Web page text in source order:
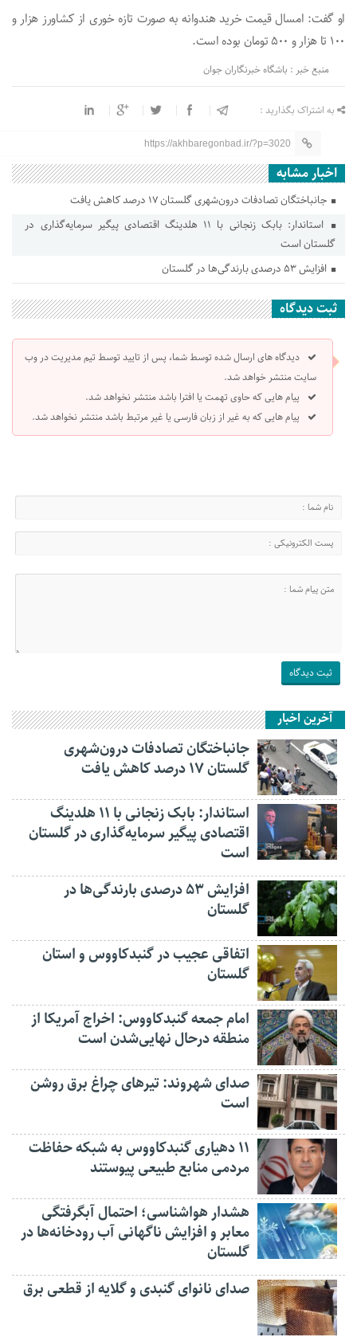
او گفت: امسال قیمت خرید هندوانه به صورت تازه خوری از کشاورز هزار و
۱۰۰ تا هزار و ۵۰۰ تومان بوده است.
منبع خبر : باشگاه خبرنگاران جوان
به اشتراک بگذارید :
https://akhbaregonbad.ir/?p=3020
اخبار مشابه
جانباختگان تصادفات درون‌شهری گلستان ۱۷ درصد کاهش یافت
استاندار: بابک زنجانی با ۱۱ هلدینگ اقتصادی پیگیر سرمایه‌گذاری در
گلستان است
افزایش ۵۳ درصدی بارندگی‌ها در گلستان
ثبت دیدگاه
دیدگاه های ارسال شده توسط شما، پس از تایید توسط تیم مدیریت در وب
سایت منتشر خواهد شد.
پیام هایی که حاوی تهمت یا افترا باشد منتشر نخواهد شد.
پیام هایی که به غیر از زبان فارسی یا غیر مرتبط باشد منتشر نخواهد شد.
آخرین اخبار
جانباختگان تصادفات درون‌شهری
گلستان ۱۷ درصد کاهش یافت
استاندار: بابک زنجانی با ۱۱ هلدینگ
اقتصادی پیگیر سرمایه‌گذاری در گلستان
است
افزایش ۵۳ درصدی بارندگی‌ها در
گلستان
اتفاقی عجیب در‌ گنبدکاووس و استان
گلستان
امام جمعه گنبدکاووس: اخراج آمریکا از
منطقه درحال نهایی‌شدن است
صدای شهروند: تیرهای چراغ برق روشن
است
۱۱ دهیاری گنبدکاووس به شبکه حفاظت
مردمی منابع طبیعی پیوستند
هشدار هواشناسی؛ احتمال آبگرفتگی
معابر و افزایش ناگهانی آب رودخانه‌ها در
گلستان
صدای نانوای گنبدی و گلایه از قطعی برق